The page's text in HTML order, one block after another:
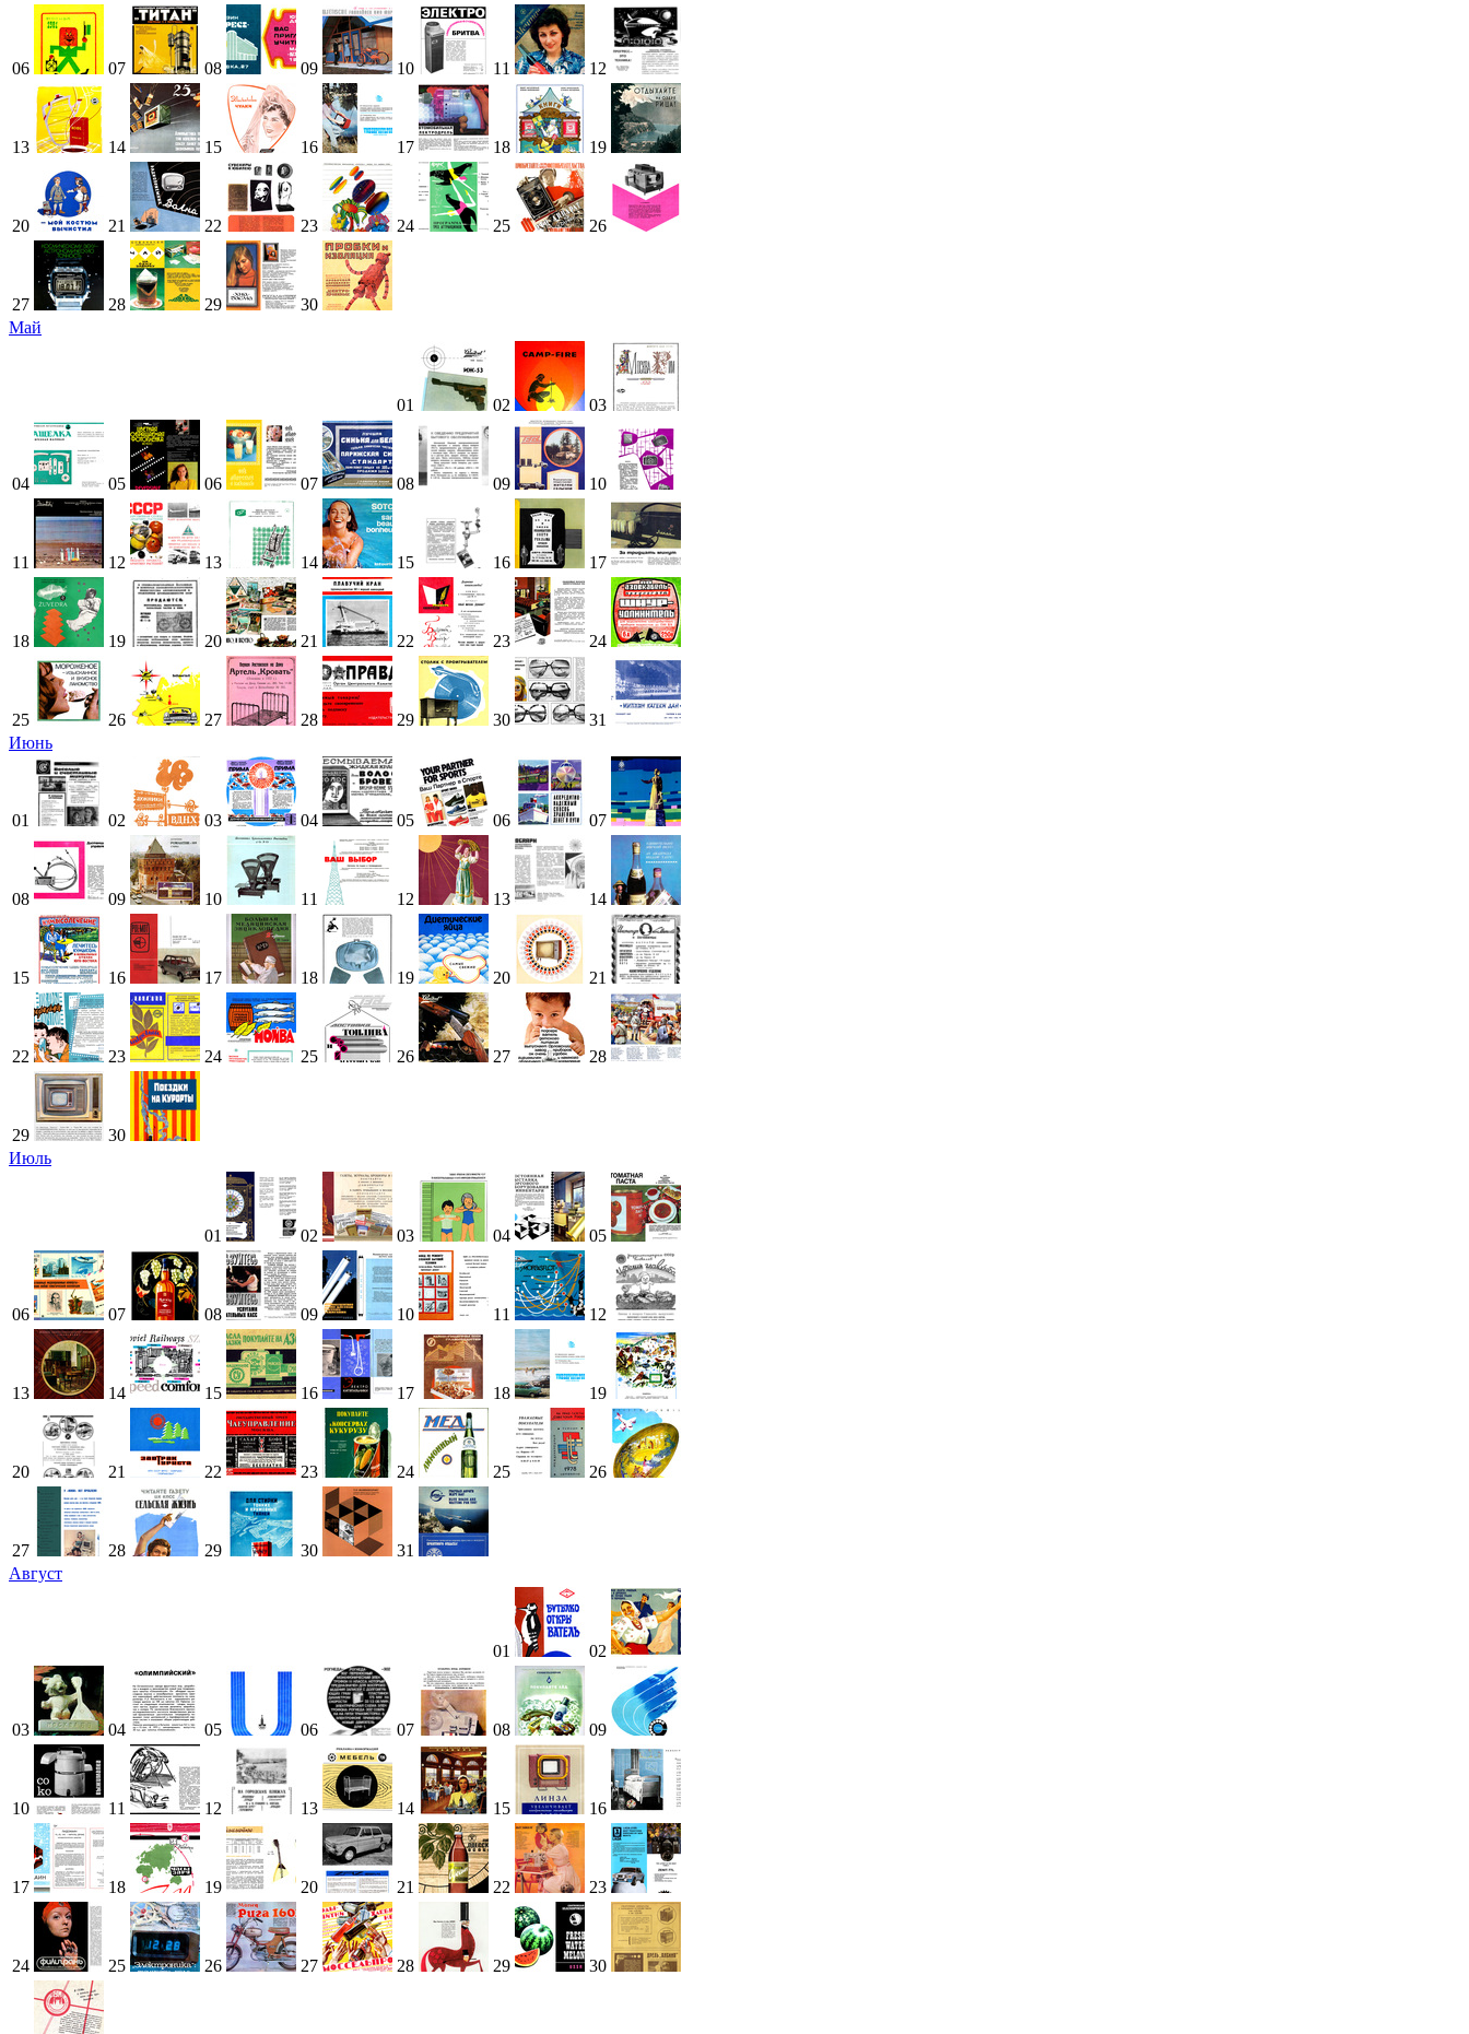
06 07 08 09 10 11 12
13 14 15 16 17 18 19
20 21 22 23 24 25 26
27 28 29
30
Май
01 02 03
04 05 06 07 08 09 10
11 12 13 14 15 16 17
18 19 20 21 22 23 24
25 26 27 28 29 30
31
Июнь
01 02 03 04 05 06 07
08 09 10 11 12 13 14
15 16 17 18 19 20 21
22 23 24 25 26 27 28
29
30
Июль
01 02 03 04 05
06 07 08 09 10 11 12
13 14 15 16 17 18 19
20 21 22 23 24 25 26
27 28 29 30
31
Август
01 02
03 04 05 06 07 08 09
10 11 12 13 14 15 16
17 18 19 20 21 22 23
24 25 26 27 28 29 30